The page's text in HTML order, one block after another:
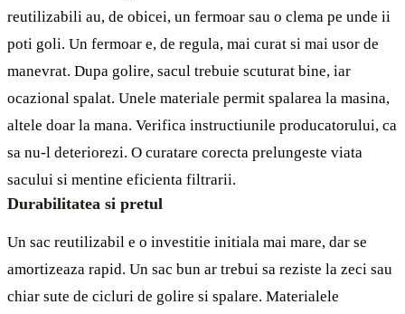
reutilizabili au, de obicei, un fermoar sau o clema pe unde ii
poti goli. Un fermoar e, de regula, mai curat si mai usor de
manevrat. Dupa golire, sacul trebuie scuturat bine, iar
ocazional spalat. Unele materiale permit spalarea la masina,
altele doar la mana. Verifica instructiunile producatorului, ca
sa nu-l deteriorezi. O curatare corecta prelungeste viata
sacului si mentine eficienta filtrarii.
Durabilitatea si pretul
Un sac reutilizabil e o investitie initiala mai mare, dar se
amortizeaza rapid. Un sac bun ar trebui sa reziste la zeci sau
chiar sute de cicluri de golire si spalare. Materialele